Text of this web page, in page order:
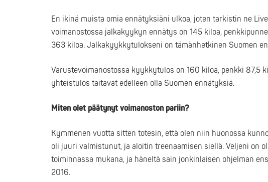
En ikinä muista omia ennätyksiäni ulkoa, joten tarkistin ne
voimanostossa jalkakyykyn ennätys on 145 kiloa,
363 kiloa. Jalkakyykkytulokseni on tämänhetkinen Suomen
Varustevoimanostossa kyykkytulos on 160 kiloa, penkki 87,5
yhteistulos taitavat edelleen olla Suomen ennätyksiä.
Miten olet päätynyt voimanoston pariin?
Kymmenen vuotta sitten totesin, että olen niin huonossa
oli juuri valmistunut, ja aloitin treenaamisen siellä. Veljeni on
toiminnassa mukana, ja häneltä sain jonkinlaisen ohjelman
2016.